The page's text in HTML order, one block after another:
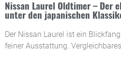
Nissan Laurel Oldtimer – Der
unter den japanischen
Der Nissan Laurel ist ein
feiner Ausstattung.